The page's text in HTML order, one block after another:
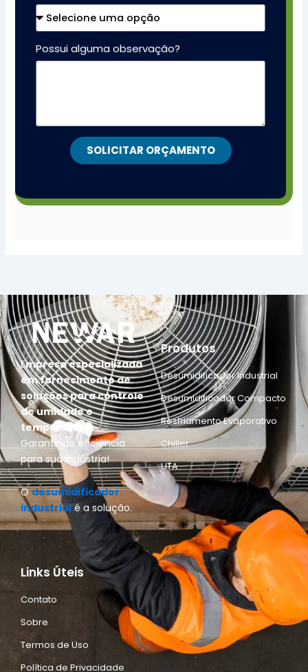
Possui alguma observação?
SOLICITAR ORÇAMENTO
Empresa especializada
em fornecimento de
soluções para controle
de umidade e
temperatura.
Garantindo eficiência
para sua indústria!
Odesumidificador
industrialé a solução.
Produtos
Desumidificador Industrial
Desumidificador Compacto
Resfriamento Evaporativo
Chiller
UTA
Links Úteis
Contato
Sobre
Termos de Uso
Política de Privacidade